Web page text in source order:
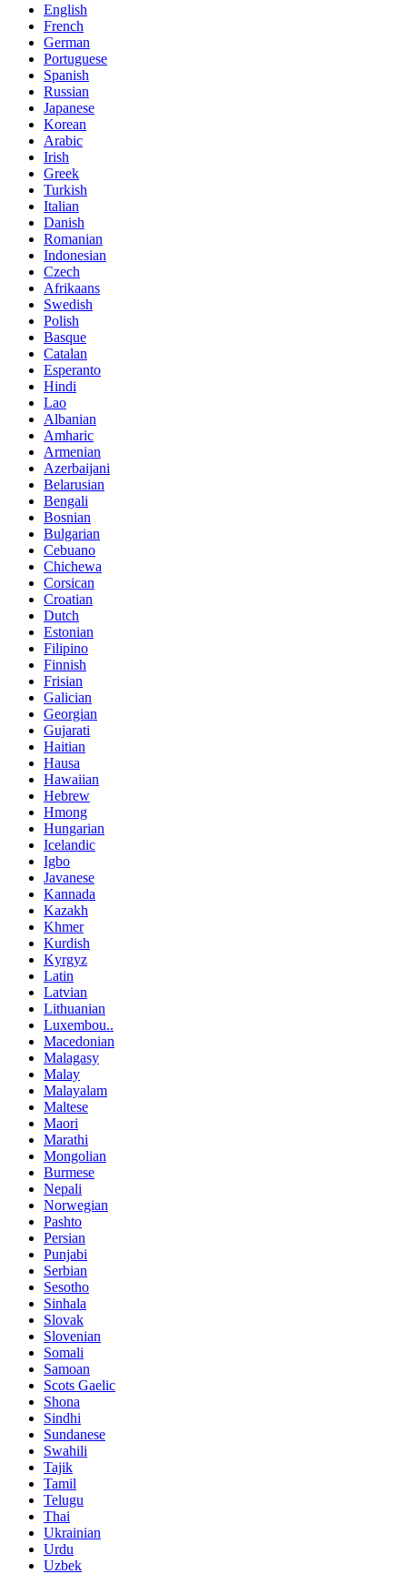
English
French
German
Portuguese
Spanish
Russian
Japanese
Korean
Arabic
Irish
Greek
Turkish
Italian
Danish
Romanian
Indonesian
Czech
Afrikaans
Swedish
Polish
Basque
Catalan
Esperanto
Hindi
Lao
Albanian
Amharic
Armenian
Azerbaijani
Belarusian
Bengali
Bosnian
Bulgarian
Cebuano
Chichewa
Corsican
Croatian
Dutch
Estonian
Filipino
Finnish
Frisian
Galician
Georgian
Gujarati
Haitian
Hausa
Hawaiian
Hebrew
Hmong
Hungarian
Icelandic
Igbo
Javanese
Kannada
Kazakh
Khmer
Kurdish
Kyrgyz
Latin
Latvian
Lithuanian
Luxembou..
Macedonian
Malagasy
Malay
Malayalam
Maltese
Maori
Marathi
Mongolian
Burmese
Nepali
Norwegian
Pashto
Persian
Punjabi
Serbian
Sesotho
Sinhala
Slovak
Slovenian
Somali
Samoan
Scots Gaelic
Shona
Sindhi
Sundanese
Swahili
Tajik
Tamil
Telugu
Thai
Ukrainian
Urdu
Uzbek